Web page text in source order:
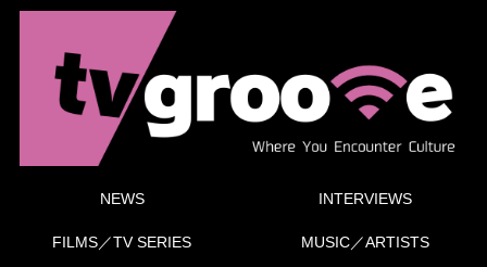
NEWS INTERVIEWS
FILMS／TV SERIES MUSIC／ARTISTS